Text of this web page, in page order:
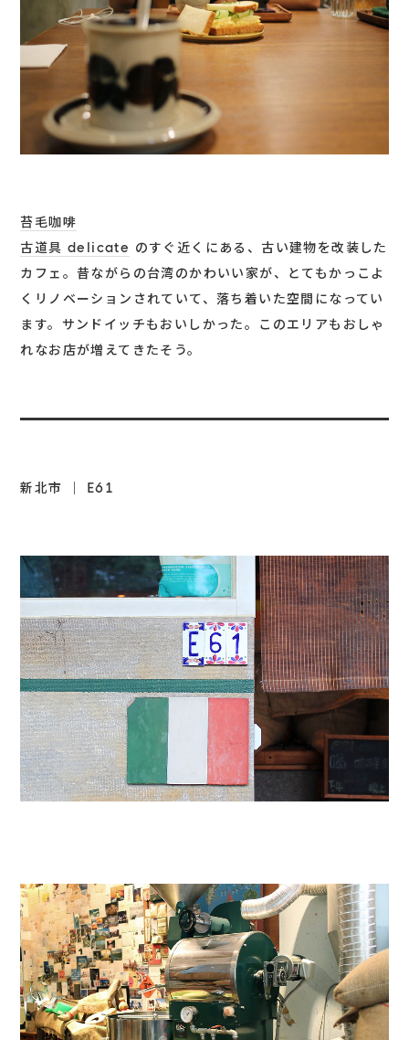
苔毛咖啡
古道具 delicate のすぐ近くにある、古い建物を改装した
カフェ。昔ながらの台湾のかわいい家が、とてもかっこよ
くリノベーションされていて、落ち着いた空間になってい
ます。サンドイッチもおいしかった。このエリアもおしゃ
れなお店が増えてきたそう。
新北市 ｜ E61